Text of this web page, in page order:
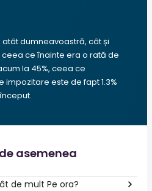
dumneavoastră, cât și
ce înainte era o rată de
la 45%, ceea ce
este de fapt 1.3%
asemenea
de mult Pe ora?